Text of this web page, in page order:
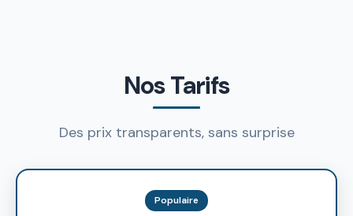
Nos Tarifs
Des prix transparents, sans surprise
Populaire